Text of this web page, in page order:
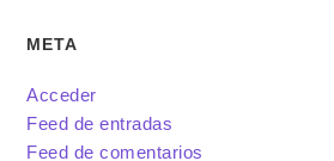
META
Acceder
Feed de entradas
Feed de comentarios